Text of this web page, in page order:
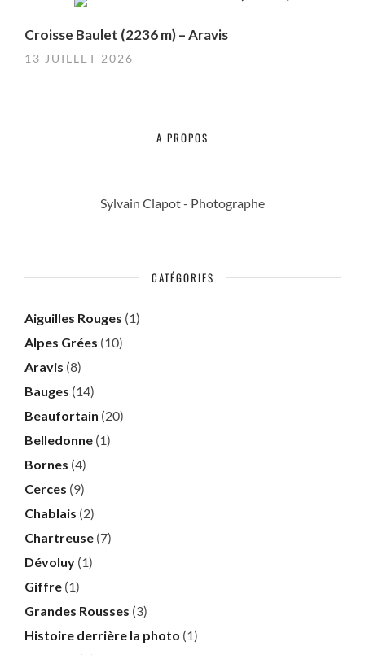
Croisse Baulet (2236 m) – Aravis
13 JUILLET 2026
A PROPOS
Sylvain Clapot - Photographe
CATÉGORIES
Aiguilles Rouges (1)
Alpes Grées (10)
Aravis (8)
Bauges (14)
Beaufortain (20)
Belledonne (1)
Bornes (4)
Cerces (9)
Chablais (2)
Chartreuse (7)
Dévoluy (1)
Giffre (1)
Grandes Rousses (3)
Histoire derrière la photo (1)